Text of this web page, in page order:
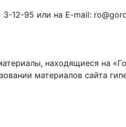
12-95 или на E-mail:
находящиеся на
материалов сайта